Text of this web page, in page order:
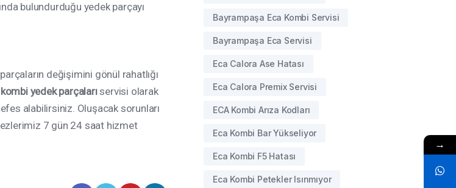
bulundurduğu yedek parçayı
değişimini gönül rahatlığı
yedek parçalarıservisi olarak
alabilirsiniz. Oluşacak sorunları
7 gün 24 saat hizmet
Bayrampaşa Eca Kombi Servisi
Bayrampaşa Eca Servisi
Eca Calora Ase Hatası
Eca Calora Premix Servisi
ECA Kombi Arıza Kodları
Eca Kombi Bar Yükseliyor
Eca Kombi F5 Hatası
Eca Kombi Petekler Isınmıyor
→